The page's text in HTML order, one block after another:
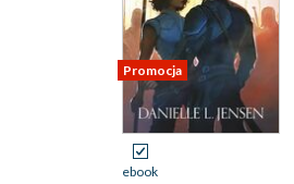
Promocja
ebook